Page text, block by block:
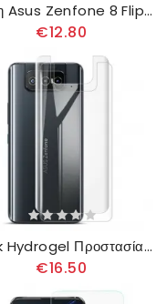
Θήκη Asus Zenfone 8 Flip Θήκη Flip Κάτοχος Κάρτας Ksq
€12.80
Imak Hydrogel Προστασία Για Το Πίσω Μέρος Του Azus Zenfone 8 Flip
€16.50